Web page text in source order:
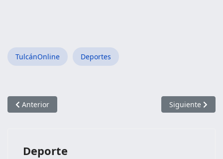
TulcánOnline Deportes
Artículo anterior: Lucho Espinosa, un entrenador de alto nivel.
Anterior Artículo
Siguiente
Deporte